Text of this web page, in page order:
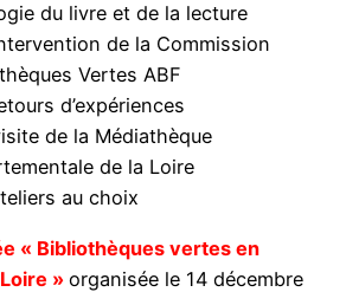
du livre et de la lecture
de la Commission
Vertes ABF
d’expériences
de la Médiathèque
de la Loire
au choix
« Bibliothèques vertes en
»organisée le 14 décembre